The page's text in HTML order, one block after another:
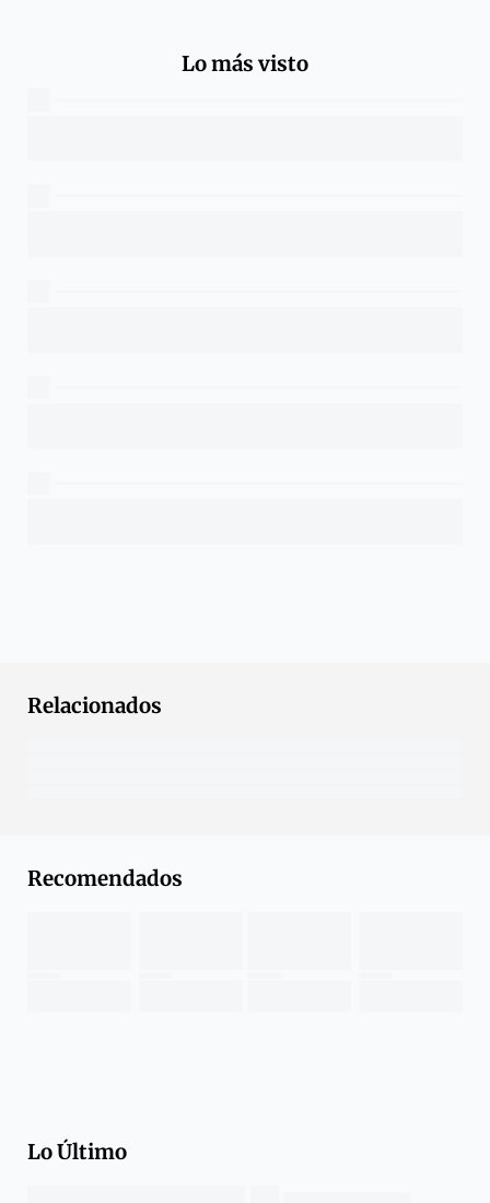
Lo más visto
Relacionados
Recomendados
Lo Último